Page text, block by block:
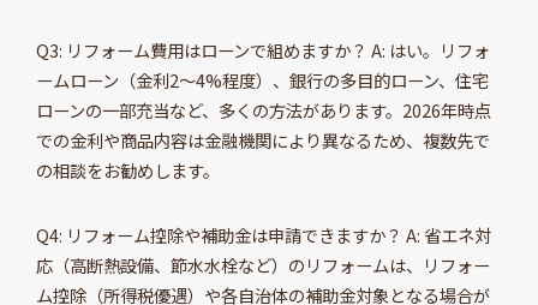
Q3: リフォーム費用はローンで組めますか？ A: はい。リフォ
ームローン（金利2～4%程度）、銀行の多目的ローン、住宅
ローンの一部充当など、多くの方法があります。2026年時点
での金利や商品内容は金融機関により異なるため、複数先で
の相談をお勧めします。
Q4: リフォーム控除や補助金は申請できますか？ A: 省エネ対
応（高断熱設備、節水水栓など）のリフォームは、リフォー
ム控除（所得税優遇）や各自治体の補助金対象となる場合が